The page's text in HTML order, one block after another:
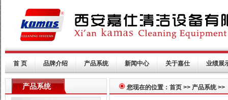
首 页 品牌介绍 产品系统 新闻中心 关于嘉仕 业绩展
产品系统 您现在的位置：首页 >> 产品系统 >>